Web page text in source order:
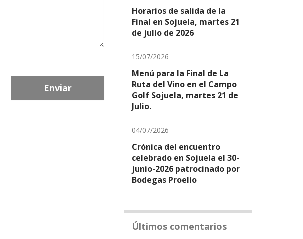
Enviar
Horarios de salida de la
Final en Sojuela, martes 21
de julio de 2026
15/07/2026
Menú para la Final de La
Ruta del Vino en el Campo
Golf Sojuela, martes 21 de
Julio.
04/07/2026
Crónica del encuentro
celebrado en Sojuela el 30-
junio-2026 patrocinado por
Bodegas Proelio
Últimos comentarios